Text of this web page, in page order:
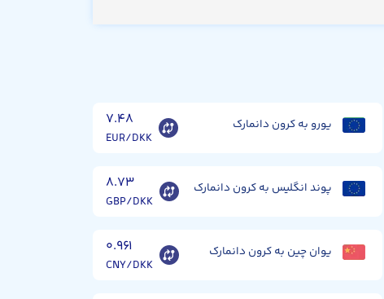
یورو به کرون دانمارک ۷.۴۸
EUR/DKK
پوند انگلیس به کرون دانمارک ۸.۷۳
GBP/DKK
یوان چین به کرون دانمارک ۰.۹۶۱
CNY/DKK